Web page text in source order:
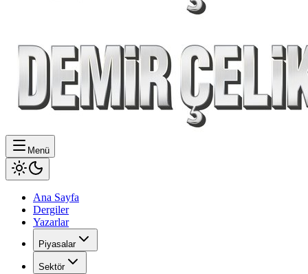
Menü
Ana Sayfa
Dergiler
Yazarlar
Piyasalar
Sektör